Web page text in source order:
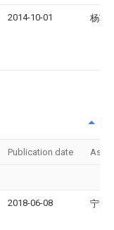
2014-10-01 杨壮
Publication date
2018-06-08 宁波